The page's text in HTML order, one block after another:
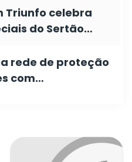
Triunfo celebra
do Sertão…
rede de proteção
com…